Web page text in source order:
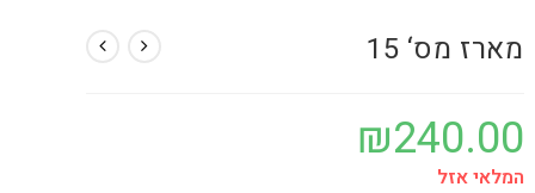
מארז מס‘ 15
₪240.00
המלאי אזל